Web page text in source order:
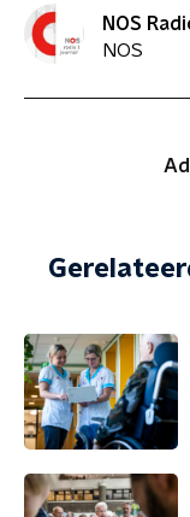
NOS
NOS